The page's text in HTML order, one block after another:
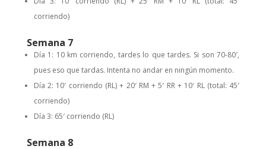
corriendo)
Semana 7
Día 1: 10 km corriendo, tardes lo que tardes. Si son 70-80′,
pues eso que tardas. Intenta no andar en ningún momento.
Día 2: 10′ corriendo (RL) + 20′ RM + 5′ RR + 10′ RL (total: 45′
corriendo)
Día 3: 65′ corriendo (RL)
Semana 8